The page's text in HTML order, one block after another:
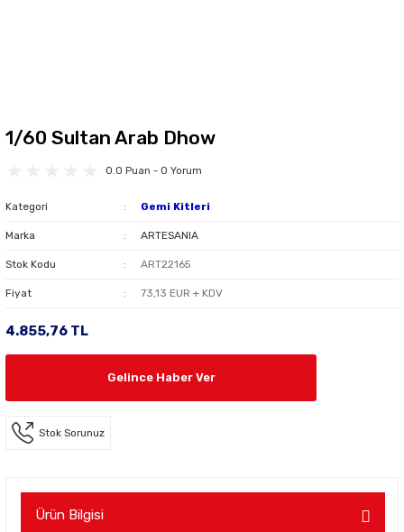
1/60 Sultan Arab Dhow
0.0 Puan - 0 Yorum
Kategori Gemi Kitleri
Marka ARTESANIA
Stok Kodu ART22165
Fiyat 73,13 EUR + KDV
4.855,76 TL
Gelince Haber Ver
Stok Sorunuz
Ürün Bilgisi